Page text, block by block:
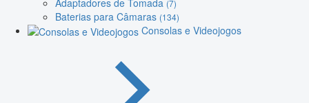
(7)
Baterias para Câmaras (134)
Consolas e Videojogos